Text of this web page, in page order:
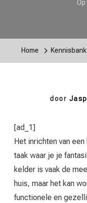
Op
Home Kennisbank
door
[ad_1]
Het inrichten van
taak waar je je
kelder is vaak de
huis, maar het kan
functionele en